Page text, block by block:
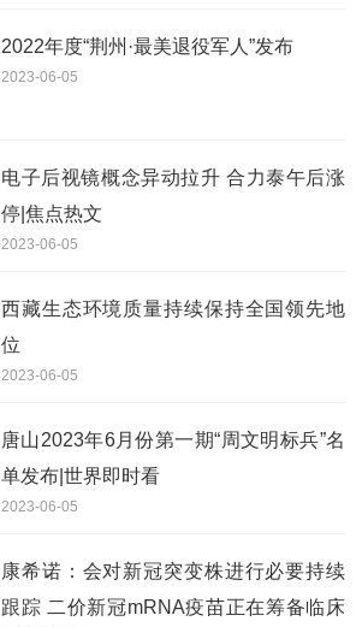
2022年度“荆州·最美退役军人”发布
2023-06-05
电子后视镜概念异动拉升 合力泰午后涨
停|焦点热文
2023-06-05
西藏生态环境质量持续保持全国领先地
位
2023-06-05
唐山2023年6月份第一期“周文明标兵”名
单发布|世界即时看
2023-06-05
康希诺：会对新冠突变株进行必要持续
跟踪 二价新冠mRNA疫苗正在筹备临床